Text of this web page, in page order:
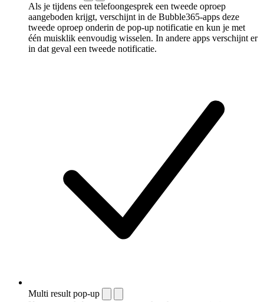
Als je tijdens een telefoongesprek een tweede oproep
aangeboden krijgt, verschijnt in de Bubble365-apps deze
tweede oproep onderin de pop-up notificatie en kun je met
één muisklik eenvoudig wisselen. In andere apps verschijnt er
in dat geval een tweede notificatie.
Multi result pop-up